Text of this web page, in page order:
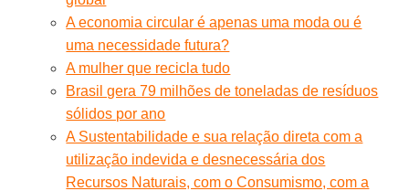
A economia circular é apenas uma moda ou é
uma necessidade futura?
A mulher que recicla tudo
Brasil gera 79 milhões de toneladas de resíduos
sólidos por ano
A Sustentabilidade e sua relação direta com a
utilização indevida e desnecessária dos
Recursos Naturais, com o Consumismo, com a